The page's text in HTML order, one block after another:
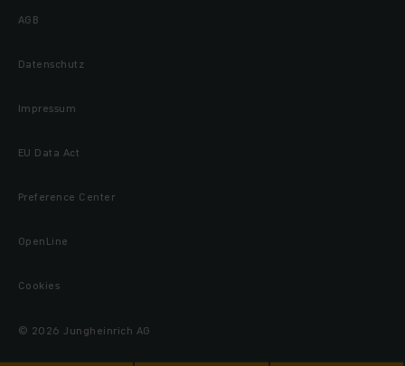
AGB
Datenschutz
Impressum
EU Data Act
Preference Center
OpenLine
Cookies
© 2026 Jungheinrich AG